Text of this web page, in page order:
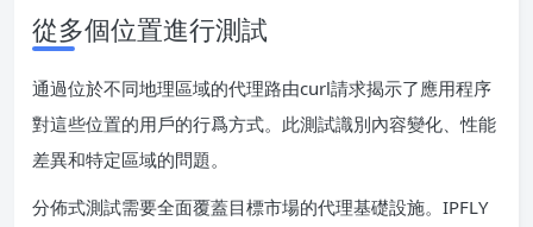
從多個位置進行測試
通過位於不同地理區域的代理路由curl請求揭示了應用程序
對這些位置的用戶的行爲方式。此測試識別內容變化、性能
差異和特定區域的問題。
分佈式測試需要全面覆蓋目標市場的代理基礎設施。IPFLY